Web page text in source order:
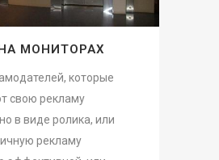
МОНИТОРАХ
которые
свою рекламу
в виде ролика, или
рекламу